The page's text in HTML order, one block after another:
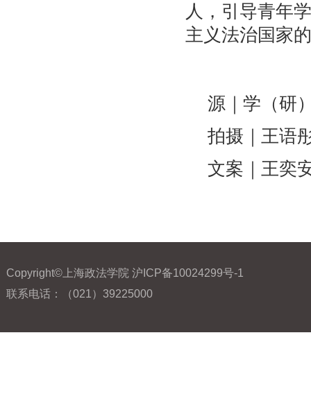
人，引导青年
主义法治国家
源｜学（研
拍摄｜王语
文案｜王奕
Copyright©上海政法学院 沪ICP备10024299号-1
联系电话：（021）39225000